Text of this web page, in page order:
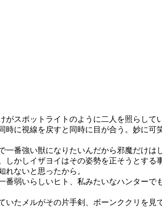
スポットライトのように二人を照らして
に視線を戻すと同時に目が合う。妙に
番強い獣になりたいんだから邪魔だけは
かしイザヨイはその姿勢を正そうとする
ないと思ったから。
弱いらしいヒト、私みたいなハンター
たメルがその片手剣、ボーンククリを見